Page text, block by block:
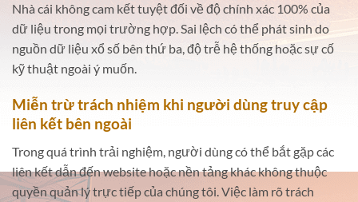
Nhà cái không cam kết tuyệt đối về độ chính xác 100% của
dữ liệu trong mọi trường hợp. Sai lệch có thể phát sinh do
nguồn dữ liệu xổ số bên thứ ba, độ trễ hệ thống hoặc sự cố
kỹ thuật ngoài ý muốn.
Miễn trừ trách nhiệm khi người dùng truy cập
liên kết bên ngoài
Trong quá trình trải nghiệm, người dùng có thể bắt gặp các
liên kết dẫn đến website hoặc nền tảng khác không thuộc
quyền quản lý trực tiếp của chúng tôi. Việc làm rõ trách